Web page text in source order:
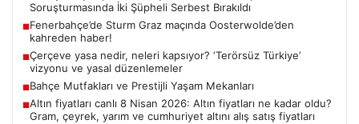
Soruşturmasında İki Şüpheli Serbest Bırakıldı
■Fenerbahçe’de Sturm Graz maçında Oosterwolde’den
kahreden haber!
■Çerçeve yasa nedir, neleri kapsıyor? ‘Terörsüz Türkiye’
vizyonu ve yasal düzenlemeler
■Bahçe Mutfakları ve Prestijli Yaşam Mekanları
■Altın fiyatları canlı 8 Nisan 2026: Altın fiyatları ne kadar oldu?
Gram, çeyrek, yarım ve cumhuriyet altını alış satış fiyatları